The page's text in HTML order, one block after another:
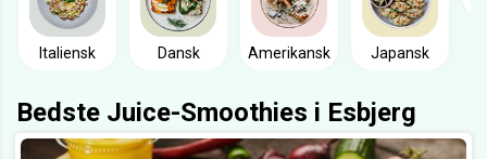
Italiensk Dansk Amerikansk Japansk
Bedste Juice-Smoothies i Esbjerg